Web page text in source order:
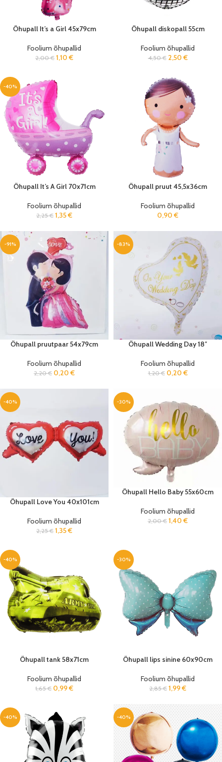
Õhupall It’s a Girl 45x79cm
Foolium õhupallid
2,00€ 1,10 €
Õhupall diskopall 55cm
Foolium õhupallid
4,50€ 2,50 €
-40%
Õhupall It’s A Girl 70x71cm
Foolium õhupallid
2,25€ 1,35€
Õhupall pruut 45,5x36cm
Foolium õhupallid
0,90 €
-91%
Õhupall pruutpaar 54x79cm
Foolium õhupallid
2,20€ 0,20 €
-83%
Õhupall Wedding Day 18″
Foolium õhupallid
1,20€ 0,20 €
-40%
Õhupall Love You 40x101cm
Foolium õhupallid
2,25€ 1,35€
-30%
Õhupall Hello Baby 55x60cm
Foolium õhupallid
2,00€ 1,40 €
-40%
Õhupall tank 58x71cm
Foolium õhupallid
1,65€ 0,99€
-30%
Õhupall lips sinine 60x90cm
Foolium õhupallid
2,85€ 1,99€
-40% -40%